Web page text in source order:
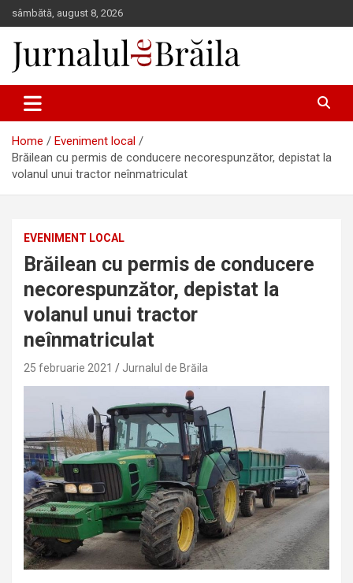
Skip
to
content
sâmbătă, august 8, 2026
Jurnalul de Brăila
Home
Eveniment local
Brăilean cu permis de conducere necorespunzător, depistat la
volanul unui tractor neînmatriculat
EVENIMENT LOCAL
Brăilean cu permis de conducere
necorespunzător, depistat la
volanul unui tractor
neînmatriculat
25 februarie 2021 Jurnalul de Brăila